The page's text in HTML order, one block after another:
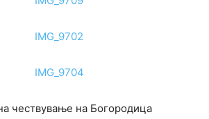
чествување на Богородица